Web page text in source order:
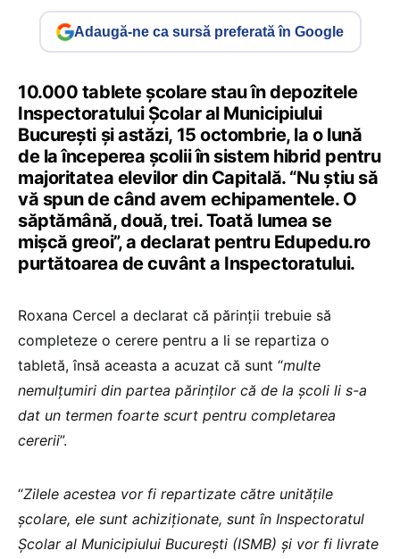
Adaugă-ne ca sursă preferată în Google
10.000 tablete școlare stau în depozitele
Inspectoratului Școlar al Municipiului
București și astăzi, 15 octombrie, la o lună
de la începerea școlii în sistem hibrid pentru
majoritatea elevilor din Capitală. “Nu știu să
vă spun de când avem echipamentele. O
săptămână, două, trei. Toată lumea se
mișcă greoi”, a declarat pentru Edupedu.ro
purtătoarea de cuvânt a Inspectoratului.
Roxana Cercel a declarat că părinții trebuie să
completeze o cerere pentru a li se repartiza o
tabletă, însă aceasta a acuzat că sunt “multe
nemulțumiri din partea părinților că de la școli li s-a
dat un termen foarte scurt pentru completarea
cererii”.
“Zilele acestea vor fi repartizate către unitățile
școlare, ele sunt achiziționate, sunt în Inspectoratul
Școlar al Municipiului București (ISMB) și vor fi livrate